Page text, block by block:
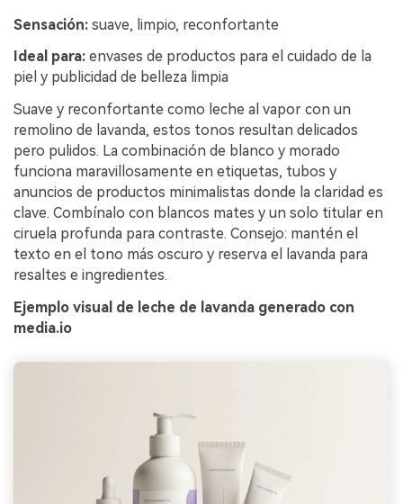
Sensación: suave, limpio, reconfortante
Ideal para: envases de productos para el cuidado de la
piel y publicidad de belleza limpia
Suave y reconfortante como leche al vapor con un
remolino de lavanda, estos tonos resultan delicados
pero pulidos. La combinación de blanco y morado
funciona maravillosamente en etiquetas, tubos y
anuncios de productos minimalistas donde la claridad es
clave. Combínalo con blancos mates y un solo titular en
ciruela profunda para contraste. Consejo: mantén el
texto en el tono más oscuro y reserva el lavanda para
resaltes e ingredientes.
Ejemplo visual de leche de lavanda generado con
media.io